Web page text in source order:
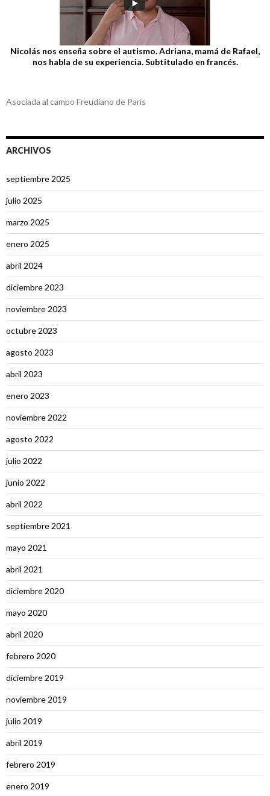
Nicolás nos enseña sobre el autismo. Adriana, mamá de Rafael,
nos habla de su experiencia. Subtitulado en francés.
Asociada al campo Freudiano de Paris
ARCHIVOS
septiembre 2025
julio 2025
marzo 2025
enero 2025
abril 2024
diciembre 2023
noviembre 2023
octubre 2023
agosto 2023
abril 2023
enero 2023
noviembre 2022
agosto 2022
julio 2022
junio 2022
abril 2022
septiembre 2021
mayo 2021
abril 2021
diciembre 2020
mayo 2020
abril 2020
febrero 2020
diciembre 2019
noviembre 2019
julio 2019
abril 2019
febrero 2019
enero 2019